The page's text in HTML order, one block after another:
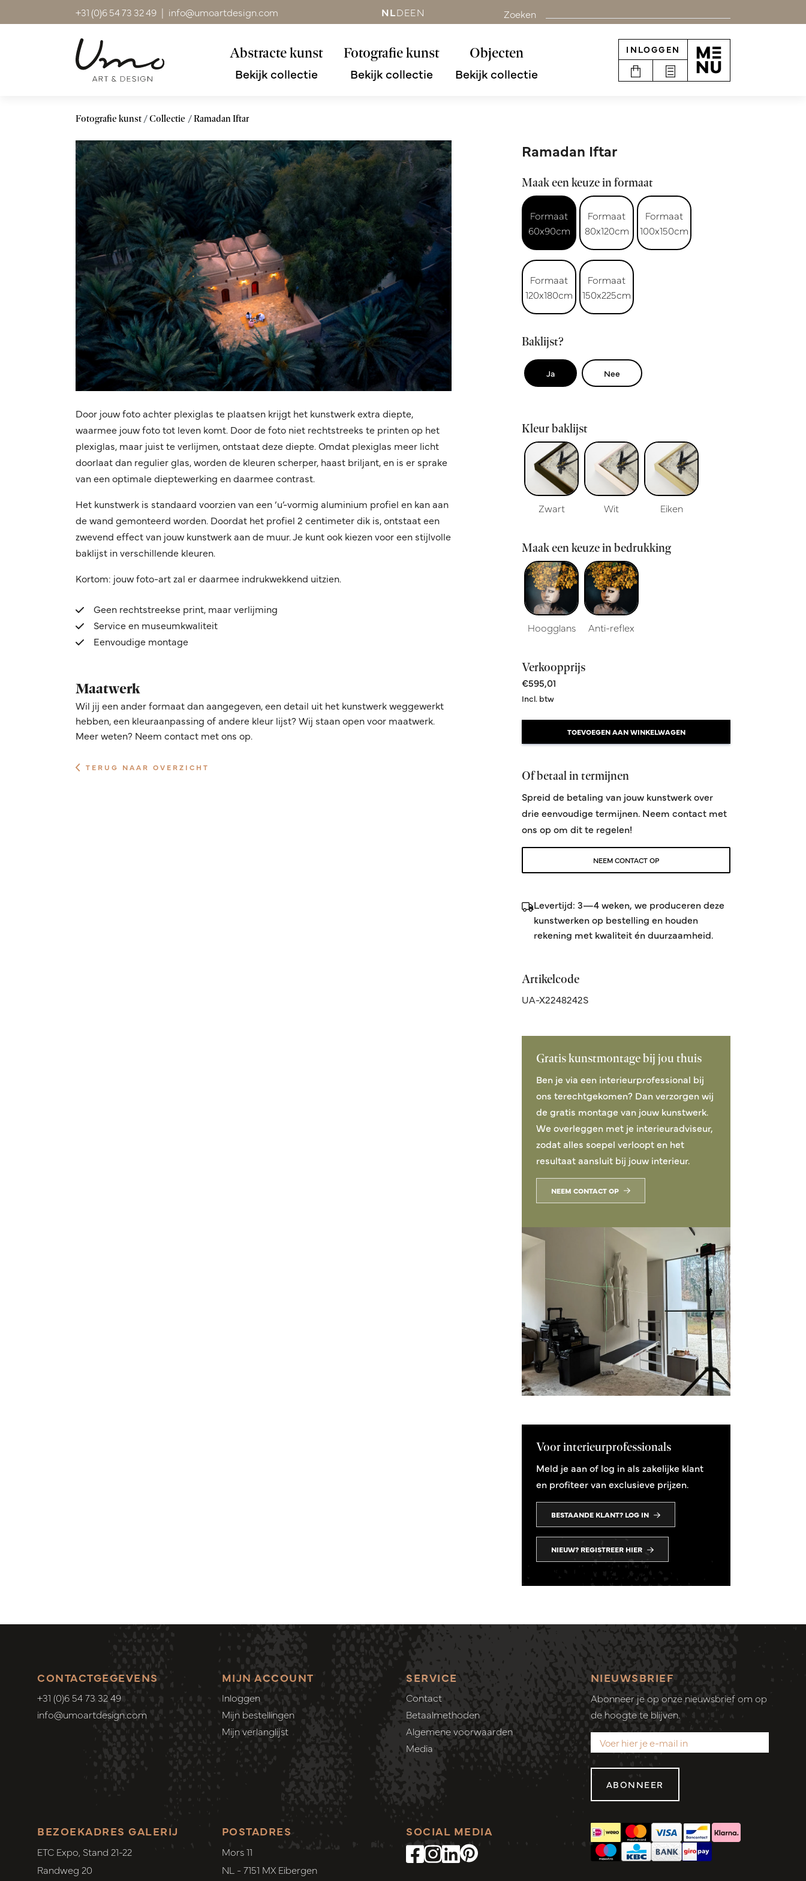
+31 (0)6 54 73 32 49 | info@umoartdesign.com NLDEEN Zoeken
Abstracte kunst
Bekijk collectie
Fotografie kunst
Bekijk collectie
Objecten
Bekijk collectie
INLOGGEN
Fotografie kunst Collectie Ramadan Iftar
Door jouw foto achter plexiglas te plaatsen krijgt het kunstwerk extra diepte,
waarmee jouw foto tot leven komt. Door de foto niet rechtstreeks te printen op het
plexiglas, maar juist te verlijmen, ontstaat deze diepte. Omdat plexiglas meer licht
doorlaat dan regulier glas, worden de kleuren scherper, haast briljant, en is er sprake
van een optimale dieptewerking en daarmee contrast.
Het kunstwerk is standaard voorzien van een ‘u’-vormig aluminium profiel en kan aan
de wand gemonteerd worden. Doordat het profiel 2 centimeter dik is, ontstaat een
zwevend effect van jouw kunstwerk aan de muur. Je kunt ook kiezen voor een stijlvolle
baklijst in verschillende kleuren.
Kortom: jouw foto-art zal er daarmee indrukwekkend uitzien.
Geen rechtstreekse print, maar verlijming
Service en museumkwaliteit
Eenvoudige montage
Maatwerk
Wil jij een ander formaat dan aangegeven, een detail uit het kunstwerk weggewerkt
hebben, een kleuraanpassing of andere kleur lijst? Wij staan open voor maatwerk.
Meer weten? Neem contact met ons op.
TERUG NAAR OVERZICHT
Ramadan Iftar
Maak een keuze in formaat
Formaat
60x90cm
Formaat
80x120cm
Formaat
100x150cm
Formaat
120x180cm
Formaat
150x225cm
Baklijst?
Ja Nee
Kleur baklijst
Zwart Wit Eiken
Maak een keuze in bedrukking
Hoogglans Anti-reflex
Verkoopprijs
€595,01
Incl. btw
TOEVOEGEN AAN WINKELWAGEN
Of betaal in termijnen
Spreid de betaling van jouw kunstwerk over
drie eenvoudige termijnen. Neem contact met
ons op om dit te regelen!
NEEM CONTACT OP
Levertijd: 3—4 weken, we produceren deze
kunstwerken op bestelling en houden
rekening met kwaliteit én duurzaamheid.
Artikelcode
UA-X2248242S
Gratis kunstmontage bij jou thuis
Ben je via een interieurprofessional bij
ons terechtgekomen? Dan verzorgen wij
de gratis montage van jouw kunstwerk.
We overleggen met je interieuradviseur,
zodat alles soepel verloopt en het
resultaat aansluit bij jouw interieur.
NEEM CONTACT OP
Voor interieurprofessionals
Meld je aan of log in als zakelijke klant
en profiteer van exclusieve prijzen.
BESTAANDE KLANT? LOG IN
NIEUW? REGISTREER HIER
CONTACTGEGEVENS
+31 (0)6 54 73 32 49
info@umoartdesign.com
MIJN ACCOUNT
Inloggen
Mijn bestellingen
Mijn verlanglijst
SERVICE
Contact
Betaalmethoden
Algemene voorwaarden
Media
SOCIAL MEDIA
POSTADRES
Mors 11
NL - 7151 MX Eibergen
BEZOEKADRES GALERIJ
ETC Expo, Stand 21-22
Randweg 20
NIEUWSBRIEF
Abonneer je op onze nieuwsbrief om op
de hoogte te blijven.
ABONNEER